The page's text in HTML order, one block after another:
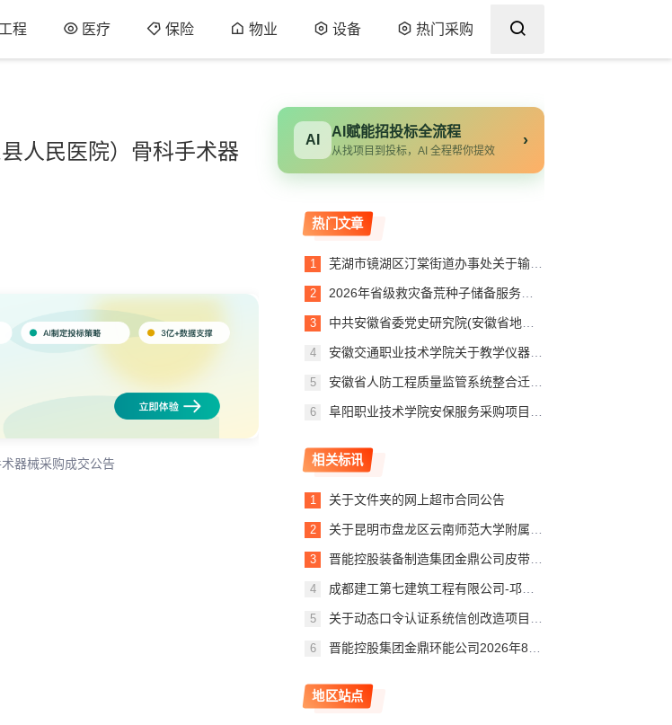
工程 医疗 保险 物业 设备 热门采购
人民医院）骨科手术器
器械采购成交公告
AI
AI赋能招投标全流程
从找项目到投标，AI 全程帮你提效
›
热门文章
芜湖市镜湖区汀棠街道办事处关于输入输出设备的网上超市采购项目合同履约验收公告
2026年省级救灾备荒种子储备服务第1包中标（成交）结果公告
中共安徽省委党史研究院(安徽省地方志研究院)关于特技视频处理设备的网上超市采购项目成交公告
安徽交通职业技术学院关于教学仪器的网上超市采购项目成交公告
安徽省人防工程质量监管系统整合迁移项目（第4包：软件测评服务和网络安全等级保护测评服务）公告
阜阳职业技术学院安保服务采购项目一包公开招标公告
相关标讯
关于文件夹的网上超市合同公告
关于昆明市盘龙区云南师范大学附属盘龙中学学生课桌椅及家具设备采购项目更正公告
晋能控股装备制造集团金鼎公司皮带机分公司生产用接线端子（日常采购）二次公询采购公告
成都建工第七建筑工程有限公司-邛崃中心城区区域性养老服务中心-垃圾处置运输直接委托采购中标公示
关于动态口令认证系统信创改造项目评标结果的公示
晋能控股集团金鼎环能公司2026年8月赵庄主副斜井供暖改造工程无缝钢管等材料采购（日常采购）采购公告
地区站点